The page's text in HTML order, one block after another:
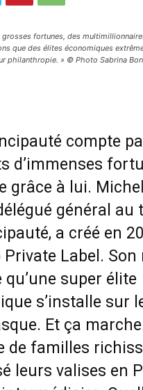
grosses fortunes, des
que des élites économiques
philanthropie. » © Photo Sabrina
compte
d’immenses
grâce à lui.
général au
a créé en
Private Label. Son
super élite
s’installe sur
Et ça
de familles
leurs valises en